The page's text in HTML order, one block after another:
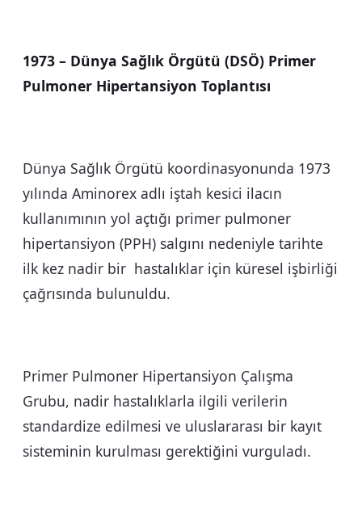
1973 – Dünya Sağlık Örgütü (DSÖ) Primer
Pulmoner Hipertansiyon Toplantısı
Dünya Sağlık Örgütü koordinasyonunda 1973
yılında Aminorex adlı iştah kesici ilacın
kullanımının yol açtığı primer pulmoner
hipertansiyon (PPH) salgını nedeniyle tarihte
ilk kez nadir bir hastalıklar için küresel işbirliği
çağrısında bulunuldu.
Primer Pulmoner Hipertansiyon Çalışma
Grubu, nadir hastalıklarla ilgili verilerin
standardize edilmesi ve uluslararası bir kayıt
sisteminin kurulması gerektiğini vurguladı.